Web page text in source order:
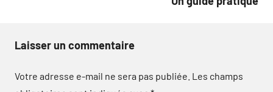
Laisser un commentaire
Votre adresse e-mail ne sera pas publiée. Les champs